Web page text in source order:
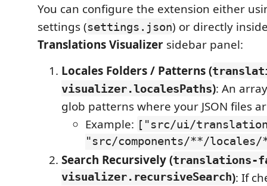
You can configure the extension either
settings (settings.json) or directly
Translations Visualizer sidebar panel:
Locales Folders / Patterns (
visualizer.localesPaths): An
glob patterns where your JSON files
Example: ["src/ui/
"src/components/**/
Search Recursively (translations-
visualizer.recursiveSearch): If